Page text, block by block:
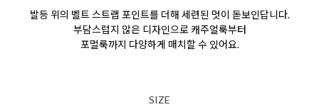
발등 위의 벨트 스트랩 포인트를 더해 세련된 멋이 돋보인답니다.
부담스럽지 않은 디자인으로캐주얼룩부터
포멀룩까지 다양하게 매치할 수 있어요.
SIZE